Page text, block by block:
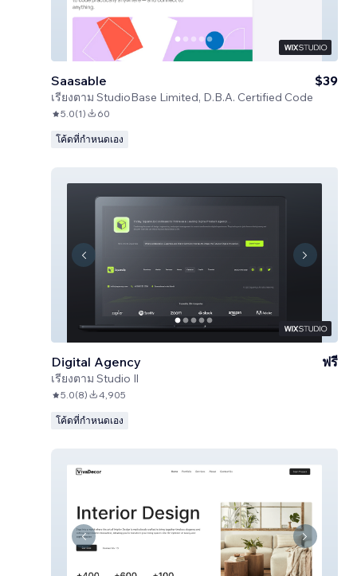
Saasable
เรียงตาม StudioBase Limited, D.B.A. Certified Code
$39
5.0(1) 60
โค้ดที่กำหนดเอง
Digital Agency
เรียงตาม Studio Il
ฟรี
5.0(8) 4,905
โค้ดที่กำหนดเอง